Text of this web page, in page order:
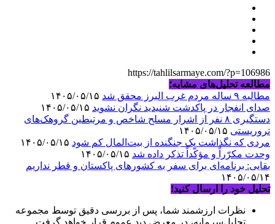
https://tahlilsarmaye.com/?p=106986
مطالعه تحلیل‌های مشابه؛
مطالبه ۹ ساله مردم غرب البرز محقق شد
صدای انفجار در پاکدشت شنیدید نگران نشوید
دستگیری ۸ نفر از اشرار مسلح شاخص و مرتبطین گروهک‌های
تروریستی
مردی که نگذاشت یک جنگنده از بیت‌المال کم شود
وحدت مکرّراً و مؤکّداً تذکر داده شد
بقایی: برنامه‌ای برای سفر به کشورهای پاکستان و قطر نداریم
۱۴۰۵/۰۵/۱۴
تحلیل خود را ارسال کنید!
نظرات ارزشمند شما، پس از بررسی دقیق توسط مجموعه
تحلیل‌سرمایه، در معرض دید عموم قرار خواهد گرفت.